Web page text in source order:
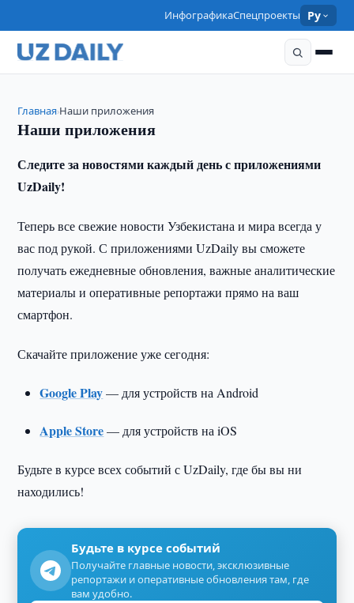
ИнфографикаСпецпроекты Ру
Главная›Наши приложения
Наши приложения
Следите за новостями каждый день с приложениями
UzDaily!
Теперь все свежие новости Узбекистана и мира всегда у
вас под рукой. С приложениями UzDaily вы сможете
получать ежедневные обновления, важные аналитические
материалы и оперативные репортажи прямо на ваш
смартфон.
Скачайте приложение уже сегодня:
Google Play— для устройств на Android
Apple Store— для устройств на iOS
Будьте в курсе всех событий с UzDaily, где бы вы ни
находились!
Будьте в курсе событий
Получайте главные новости, эксклюзивные
репортажи и оперативные обновления там, где
вам удобно.